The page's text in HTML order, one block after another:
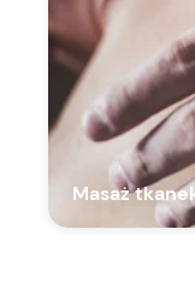
Masaż